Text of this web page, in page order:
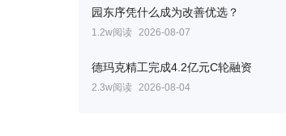
园东序凭什么成为改善优选？
1.2w阅读 2026-08-07
德玛克精工完成4.2亿元C轮融资
2.3w阅读 2026-08-04